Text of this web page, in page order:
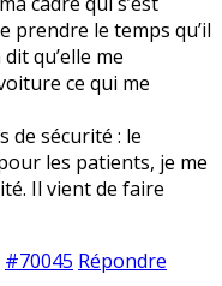
prendre le temps qu’il
qu’elle me
ce qui me
de sécurité : le
les patients, je me
Il vient de faire
#70045 Répondre